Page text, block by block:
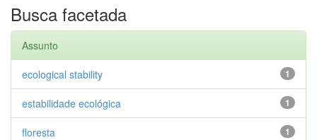
Busca facetada
Assunto
1
ecological stability
1
estabilidade ecológica
1
floresta